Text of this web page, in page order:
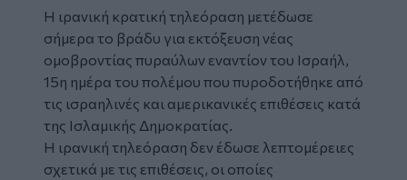
Η ιρανική κρατική τηλεόραση μετέδωσε
σήμερα το βράδυ για εκτόξευση νέας
ομοβροντίας πυραύλων εναντίον του Ισραήλ,
15η ημέρα του πολέμου που πυροδοτήθηκε από
τις ισραηλινές και αμερικανικές επιθέσεις κατά
της Ισλαμικής Δημοκρατίας.
Η ιρανική τηλεόραση δεν έδωσε λεπτομέρειες
σχετικά με τις επιθέσεις, οι οποίες